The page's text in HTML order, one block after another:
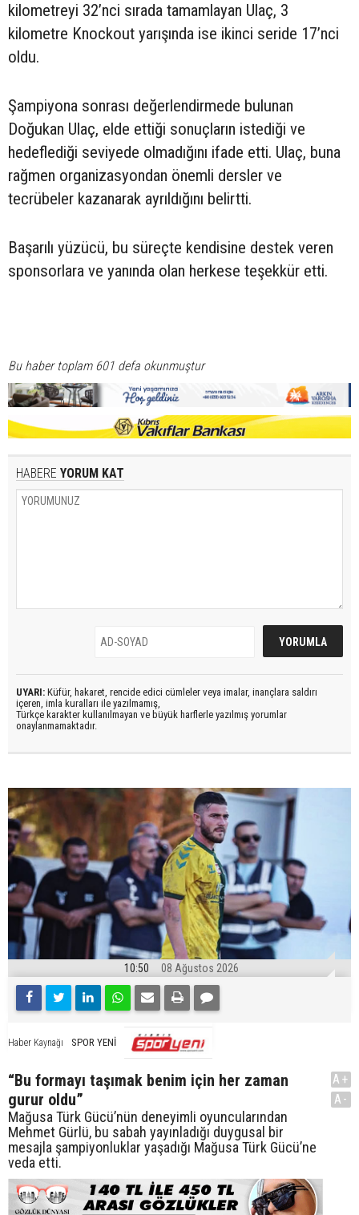
kilometreyi 32’nci sırada tamamlayan Ulaç, 3
kilometre Knockout yarışında ise ikinci seride 17’nci
oldu.
Şampiyona sonrası değerlendirmede bulunan
Doğukan Ulaç, elde ettiği sonuçların istediği ve
hedeflediği seviyede olmadığını ifade etti. Ulaç, buna
rağmen organizasyondan önemli dersler ve
tecrübeler kazanarak ayrıldığını belirtti.
Başarılı yüzücü, bu süreçte kendisine destek veren
sponsorlara ve yanında olan herkese teşekkür etti.
Bu haber toplam 601 defa okunmuştur
HABERE YORUM KAT
UYARI: Küfür, hakaret, rencide edici cümleler veya imalar, inançlara saldırı
içeren, imla kuralları ile yazılmamış,
Türkçe karakter kullanılmayan ve büyük harflerle yazılmış yorumlar
onaylanmamaktadır.
10:50 08 Ağustos 2026
Haber Kaynağı SPOR YENİ
“Bu formayı taşımak benim için her zaman
gurur oldu”
Mağusa Türk Gücü’nün deneyimli oyuncularından
Mehmet Gürlü, bu sabah yayınladığı duygusal bir
mesajla şampiyonluklar yaşadığı Mağusa Türk Gücü’ne
veda etti.
A+
A-